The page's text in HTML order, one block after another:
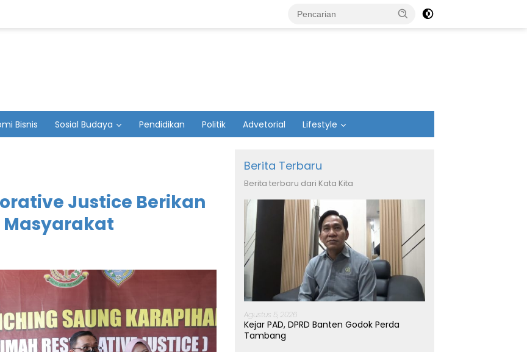
Bisnis Sosial Budaya Pendidikan Politik Advetorial Lifestyle
Justice Berikan
Masyarakat
Berita Terbaru
Berita terbaru dari Kata Kita
Agustus 5, 2026
Kejar PAD, DPRD Banten Godok Perda
Tambang